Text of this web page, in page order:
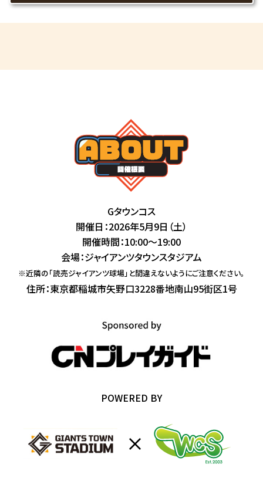
Gタウンコス
開催日：2026年5月9日（土）
開催時間：10:00〜19:00
会場：ジャイアンツタウンスタジアム
※近隣の「読売ジャイアンツ球場」と間違えないようにご注意ください。
住所：東京都稲城市矢野口3228番地南山95街区1号
POWERED BY